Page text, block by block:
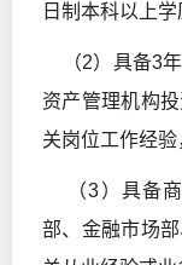
日制本科以上
（2）具备3年
资产管理机构
关岗位工作经验
（3）具备商
部、金融市场